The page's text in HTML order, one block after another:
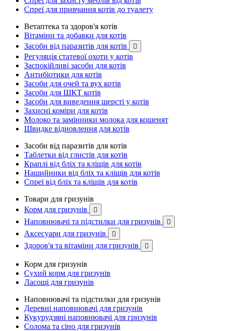
Спреї для привчання котів до туалету
Ветаптека та здоров'я котів
Вітаміни та добавки для котів
Засоби від паразитів для котів

Регуляція статевої охоти у котів
Заспокійливі засоби для котів
Антибіотики для котів
Засоби для очей та вух котів
Засоби для ШКТ котів
Засоби для виведення шерсті у котів
Захисні коміри для котів
Молоко та замінники молока для кошенят
Швидке відновлення для котів
Засоби від паразитів для котів
Таблетки від глистів для котів
Краплі від бліх та кліщів для котів
Нашийники від бліх та кліщів для котів
Спреї від бліх та кліщів для котів
Товари для гризунів
Корм для гризунів

Наповнювачі та підстилки для гризунів 
Аксесуари для гризунів 
Здоров'я та вітаміни для гризунів 
Корм для гризунів
Сухий корм для гризунів
Ласощі для гризунів
Наповнювачі та підстилки для гризунів
Деревні наповнювачі для гризунів
Кукурудзяні наповнювачі для гризунів
Солома та сіно для гризунів